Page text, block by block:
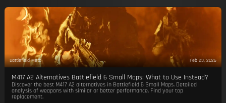
Battlefield Meta Feb 23, 2026
M417 A2 Alternatives Battlefield 6 Small Maps: What to Use Instead?
Discover the best M417 A2 alternatives in Battlefield 6 Small Maps. Detailed
analysis of weapons with similar or better performance. Find your top
replacement.